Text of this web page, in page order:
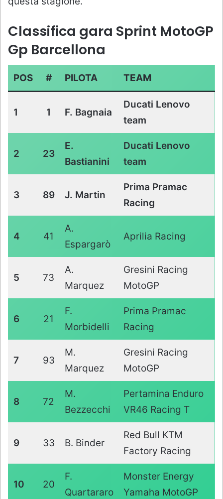
Classifica gara Sprint MotoGP
Gp Barcellona
POS # PILOTA TEAM
1 1 F. Bagnaia
Ducati Lenovo
team
2 23
E.
Bastianini
Ducati Lenovo
team
3 89 J. Martin
Prima Pramac
Racing
4 41
A.
Espargarò
Aprilia Racing
5 73
A.
Marquez
Gresini Racing
MotoGP
6 21
F.
Morbidelli
Prima Pramac
Racing
7 93
M.
Marquez
Gresini Racing
MotoGP
8 72
M.
Bezzecchi
Pertamina Enduro
VR46 Racing T
9 33 B. Binder
Red Bull KTM
Factory Racing
10 20
F.
Quartararo
Monster Energy
Yamaha MotoGP